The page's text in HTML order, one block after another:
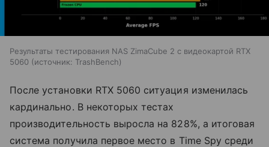
Результаты тестирования NAS ZimaCube 2 с видеокартой RTX
5060
источник: TrashBench
После установки RTX 5060 ситуация изменилась
кардинально. В некоторых тестах
производительность выросла на 828%, а итоговая
система получила первое место в Time Spy среди